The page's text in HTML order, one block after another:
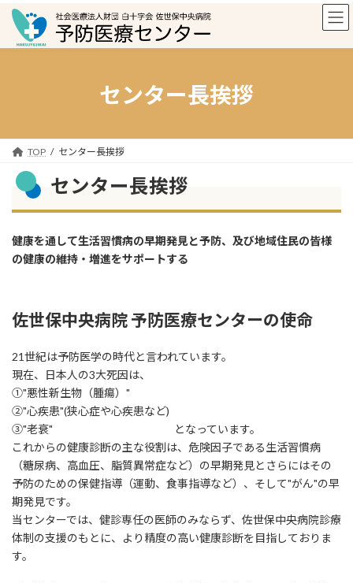
センター長挨拶
TOP センター長挨拶
センター長挨拶
健康を通して生活習慣病の早期発見と予防、及び地域住民の皆様
の健康の維持・増進をサポートする
佐世保中央病院 予防医療センターの使命
21世紀は予防医学の時代と言われています。
現在、日本人の3大死因は、
①"悪性新生物（腫瘍）"
②"心疾患"(狭心症や心疾患など)
③"老衰" となっています。
これからの健康診断の主な役割は、危険因子である生活習慣病
（糖尿病、高血圧、脂質異常症など）の早期発見とさらにはその
予防のための保健指導（運動、食事指導など）、そして"がん"の早
期発見です。
当センターでは、健診専任の医師のみならず、佐世保中央病院診療
体制の支援のもとに、より精度の高い健康診断を目指しておりま
す。